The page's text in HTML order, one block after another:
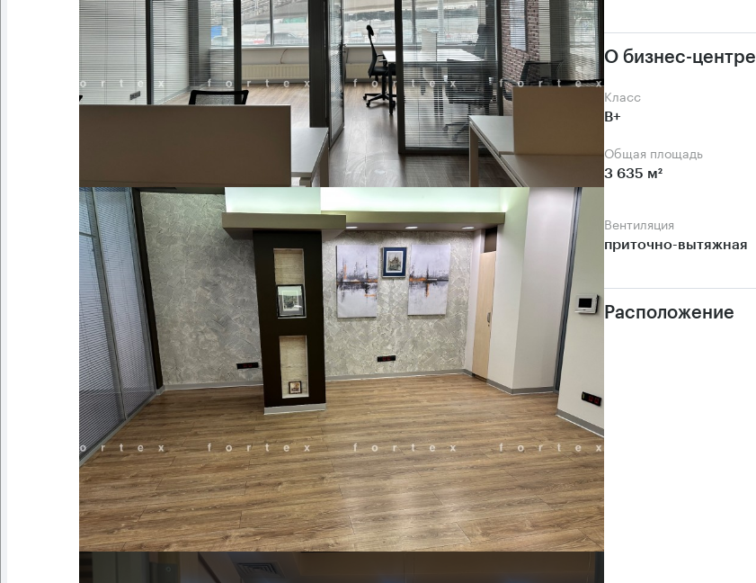
О бизнес-центре
Класс
B+
Общая площадь
3 635 м²
Вентиляция
приточно-вытяжная
Расположение